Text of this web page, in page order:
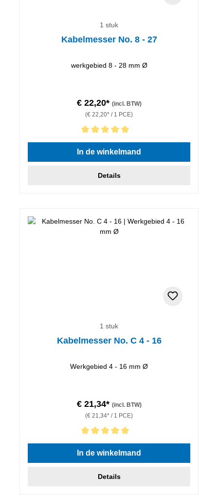
1 stuk
Kabelmesser No. 8 - 27
werkgebied 8 - 28 mm Ø
€ 22,20* (incl. BTW)
(€ 22,20* / 1 PCE)
Gemiddelde waardering van 5 van 5 sterren
In de winkelmand
Details
1 stuk
Kabelmesser No. C 4 - 16
Werkgebied 4 - 16 mm Ø
€ 21,34* (incl. BTW)
(€ 21,34* / 1 PCE)
Gemiddelde waardering van 5 van 5 sterren
In de winkelmand
Details